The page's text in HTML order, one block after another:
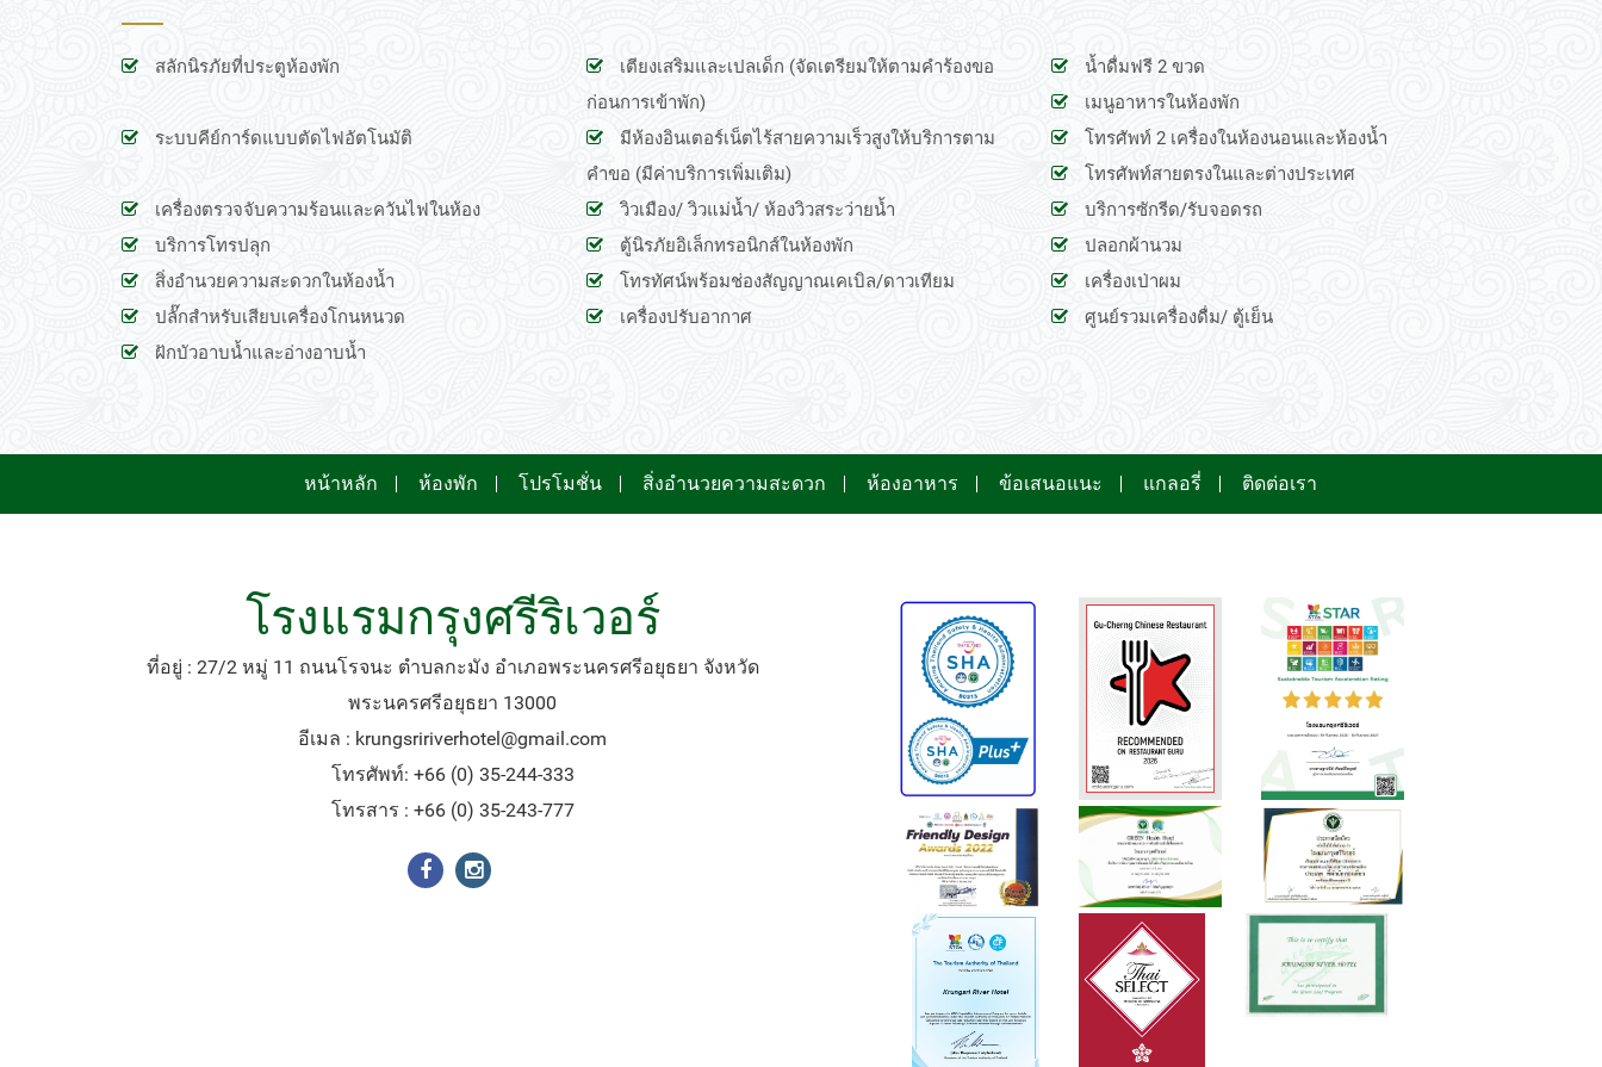
สลักนิรภัยที่ประตูห้องพัก
เตียงเสริมและเปลเด็ก (จัดเตรียมให้ตามคำร้องขอ
ก่อนการเข้าพัก)
น้ำดื่มฟรี 2 ขวด
เมนูอาหารในห้องพัก
ระบบคีย์การ์ดแบบตัดไฟอัตโนมัติ
มีห้องอินเตอร์เน็ตไร้สายความเร็วสูงให้บริการตาม
คำขอ (มีค่าบริการเพิ่มเติม)
โทรศัพท์ 2 เครื่องในห้องนอนและห้องน้ำ
โทรศัพท์สายตรงในและต่างประเทศ
เครื่องตรวจจับความร้อนและควันไฟในห้อง
วิวเมือง/ วิวแม่น้ำ/ ห้องวิวสระว่ายน้ำ
บริการซักรีด/รับจอดรถ
บริการโทรปลุก
ตู้นิรภัยอิเล็กทรอนิกส์ในห้องพัก
ปลอกผ้านวม
สิ่งอำนวยความสะดวกในห้องน้ำ
โทรทัศน์พร้อมช่องสัญญาณเคเบิล/ดาวเทียม
เครื่องเป่าผม
ปลั๊กสำหรับเสียบเครื่องโกนหนวด
เครื่องปรับอากาศ
ศูนย์รวมเครื่องดื่ม/ ตู้เย็น
ฝักบัวอาบน้ำและอ่างอาบน้ำ
หน้าหลัก ห้องพัก โปรโมชั่น สิ่งอำนวยความสะดวก ห้องอาหาร ข้อเสนอแนะ แกลอรี่ ติดต่อเรา
โรงแรมกรุงศรีริเวอร์
ที่อยู่ : 27/2 หมู่ 11 ถนนโรจนะ ตำบลกะมัง อำเภอพระนครศรีอยุธยา จังหวัด
พระนครศรีอยุธยา 13000
อีเมล : krungsririverhotel@gmail.com
โทรศัพท์: +66 (0) 35-244-333
โทรสาร : +66 (0) 35-243-777